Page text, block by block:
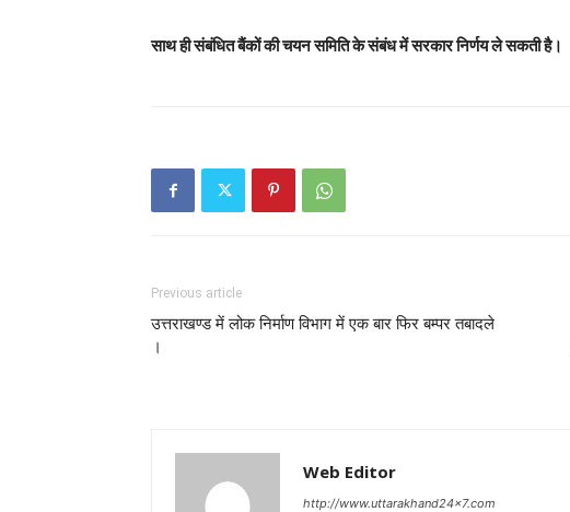
साथ ही संबंधित बैंकों की चयन समिति के संबंध में सरकार निर्णय ले सकती है।
Previous article
उत्तराखण्ड में लोक निर्माण विभाग में एक बार फिर बम्पर तबादले
।
Web Editor
http://www.uttarakhand24x7.com